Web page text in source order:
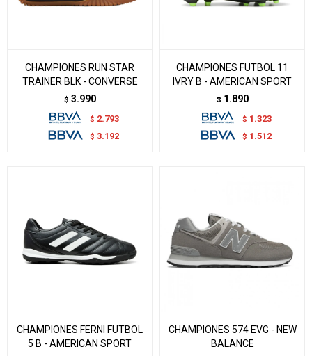
CHAMPIONES RUN STAR
TRAINER BLK - CONVERSE
$ 3.990
$ 2.793
$ 3.192
CHAMPIONES FUTBOL 11
IVRY B - AMERICAN SPORT
$ 1.890
$ 1.323
$ 1.512
CHAMPIONES FERNI FUTBOL
5 B - AMERICAN SPORT
CHAMPIONES 574 EVG - NEW
BALANCE